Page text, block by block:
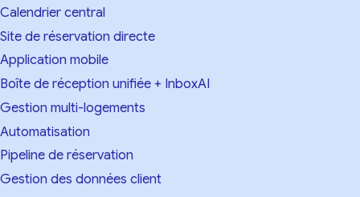
Calendrier central
Site de réservation directe
Application mobile
Boîte de réception unifiée + InboxAI
Gestion multi-logements
Automatisation
Pipeline de réservation
Gestion des données client